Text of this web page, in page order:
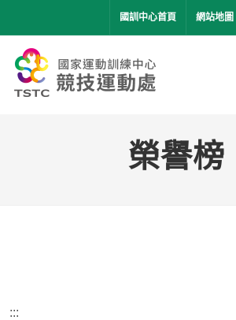
國訓中心首頁 網站地圖
榮譽榜
:::